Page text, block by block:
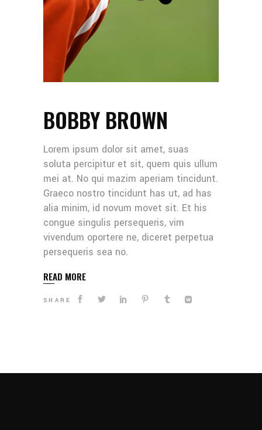
BOBBY BROWN
Lorem ipsum dolor sit amet, suas
soluta percipitur et sit, quem quis ullum
mei at. No qui mazim aperiam tincidunt.
Graeco nostro tincidunt has ut, ad has
alia minim, id novum movet sit. Et his
congue singulis persequeris, vim
vivendum oportere ne, diceret perpetua
persequeris sea no.
READ MORE
SHARE